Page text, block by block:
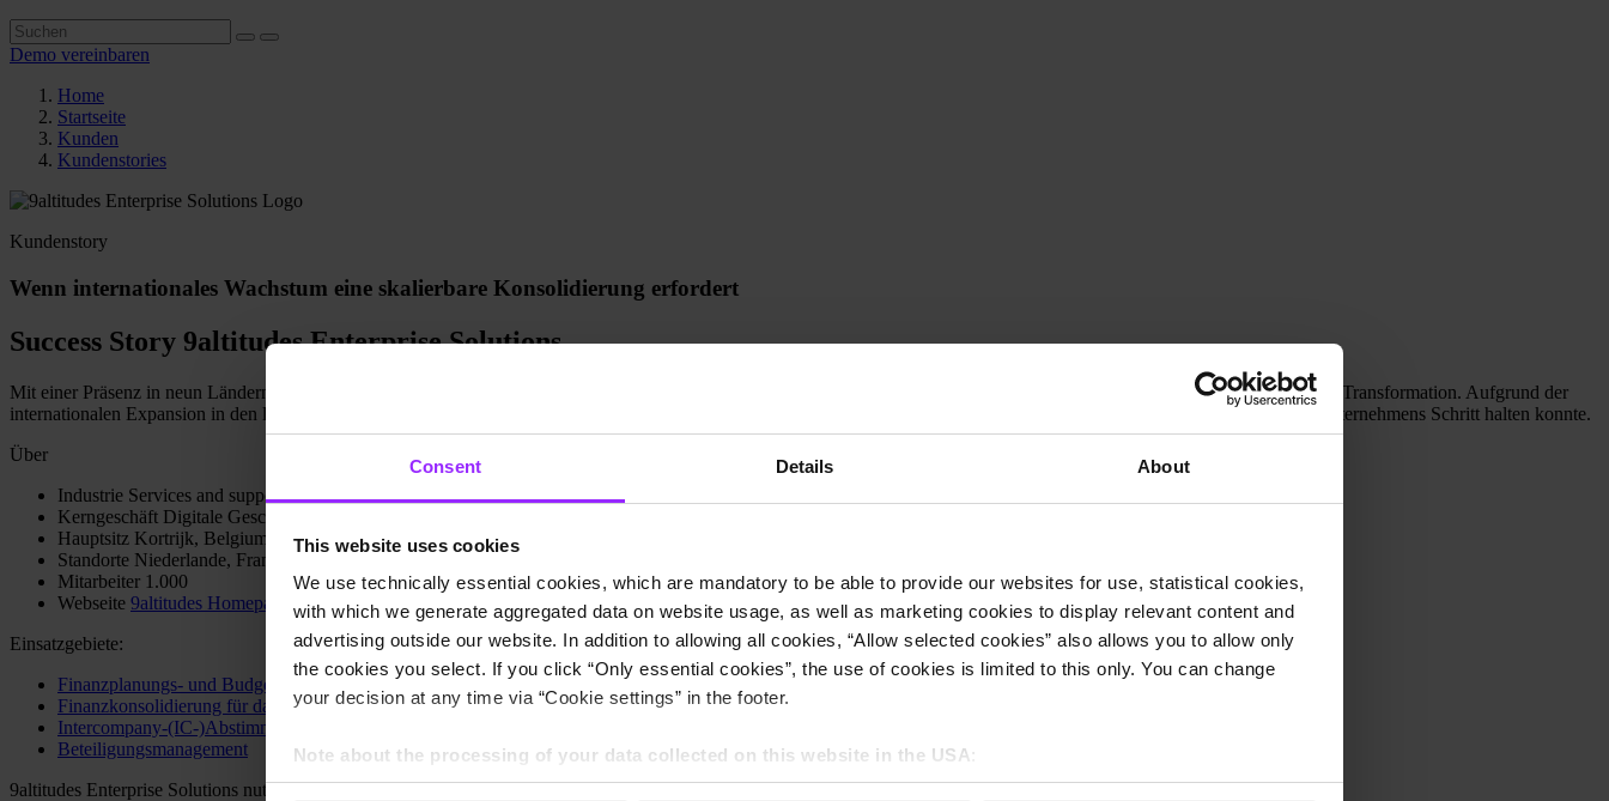
Consent Details About
This website uses cookies
We use technically essential cookies, which are mandatory to be able to provide our websites for use, statistical cookies,
with which we generate aggregated data on website usage, as well as marketing cookies to display relevant content and
advertising outside our website. In addition to allowing all cookies, “Allow selected cookies” also allows you to allow only
the cookies you select. If you click “Only essential cookies”, the use of cookies is limited to this only. You can change
your decision at any time via “Cookie settings” in the footer.
Note about the processing of your data collected on this website in the USA :
By clicking “Allow all cookies” you also agree that your data will be processed in the USA. The European Court of Justice
Demo vereinbaren
Home
Startseite
Kunden
Kundenstories
Kundenstory
Wenn internationales Wachstum eine skalierbare Konsolidierung erfordert
Success Story 9altitudes Enterprise Solutions
Mit einer Präsenz in neun Ländern und über 30 Tochtergesellschaften bietet 9altitudes Enterprise Solutions Unternehmen weltweit eine Reihe von Dienstleistungen zur digitalen Transformation. Aufgrund der
internationalen Expansion in den letzten fünf Jahren musste das Unternehmen ernsthaft nach einem Konsolidierungsinstrument suchen, das mit dem schnellen Wachstum des Unternehmens Schritt halten konnte.
Über
Industrie Services and support
Kerngeschäft Digitale Geschäftstransformation
Hauptsitz Kortrijk, Belgium
Standorte Niederlande, Frankreich, Dänemark, Slowenien
Mitarbeiter 1.000
Webseite 9altitudes Homepage
Einsatzgebiete:
Finanzplanungs- und Budgetierung
Finanzkonsolidierung für das Konzerncontrolling
Intercompany-(IC-)Abstimmung
Beteiligungsmanagement
9altitudes Enterprise Solutions nutzt die Lösung von Lucanet: